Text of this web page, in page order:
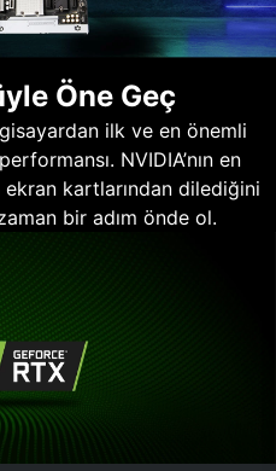
Öne Geç
ilk ve en önemli
NVIDIA’nın en
kartlarından dilediğini
bir adım önde ol.